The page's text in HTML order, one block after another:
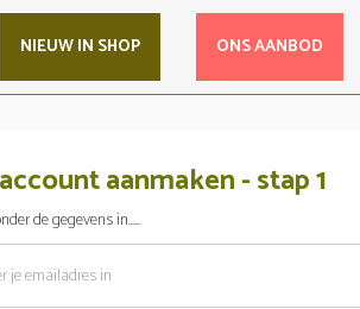
NIEUW IN SHOP ONS AANBOD
aanmaken - stap 1
de gegevens in.....